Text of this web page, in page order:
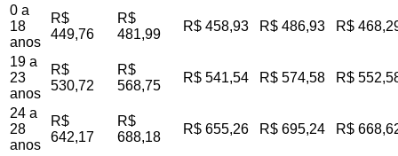
0 a
18
anos
R$
449,76
R$
481,99
R$ 458,93 R$ 486,93 R$
19 a
23
anos
R$
530,72
R$
568,75
R$ 541,54 R$ 574,58 R$
24 a
28
anos
R$
642,17
R$
688,18
R$ 655,26 R$ 695,24 R$